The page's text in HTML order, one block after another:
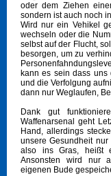
oder dem Ziehen
sondern ist auch noch
Wird nur ein Vehikel
wechseln oder die
selbst auf der Flucht,
besorgen, um zu
kann es sein dass
und die Verfolgung
dann nur Weglaufen,
Dank gut
Waffenarsenal geht
Hand, allerdings
unsere Gesundheit
also ins Gras, heißt
Ansonsten wird nur
eigenen Bude